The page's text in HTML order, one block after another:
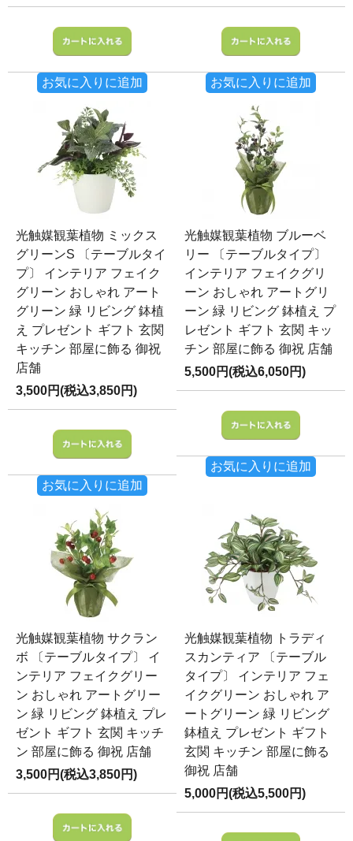
お気に入りに追加 お気に入りに追加
光触媒観葉植物 ミックス
グリーンS 〔テーブルタイ
プ〕 インテリア フェイク
グリーン おしゃれ アート
グリーン 緑 リビング 鉢植
え プレゼント ギフト 玄関
キッチン 部屋に飾る 御祝
店舗
3,500円(税込3,850円)
お気に入りに追加
光触媒観葉植物 ブルーベ
リー 〔テーブルタイプ〕
インテリア フェイクグリ
ーン おしゃれ アートグリ
ーン 緑 リビング 鉢植え プ
レゼント ギフト 玄関 キッ
チン 部屋に飾る 御祝 店舗
5,500円(税込6,050円)
お気に入りに追加
光触媒観葉植物 サクラン
ボ 〔テーブルタイプ〕 イ
ンテリア フェイクグリー
ン おしゃれ アートグリー
ン 緑 リビング 鉢植え プレ
ゼント ギフト 玄関 キッチ
ン 部屋に飾る 御祝 店舗
3,500円(税込3,850円)
光触媒観葉植物 トラディ
スカンティア 〔テーブル
タイプ〕 インテリア フェ
イクグリーン おしゃれ ア
ートグリーン 緑 リビング
鉢植え プレゼント ギフト
玄関 キッチン 部屋に飾る
御祝 店舗
5,000円(税込5,500円)